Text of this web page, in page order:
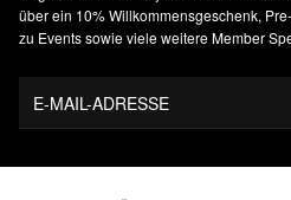
über ein 10% Willkommensgeschenk,
zu Events sowie viele weitere Member
E-MAIL-ADRESSE